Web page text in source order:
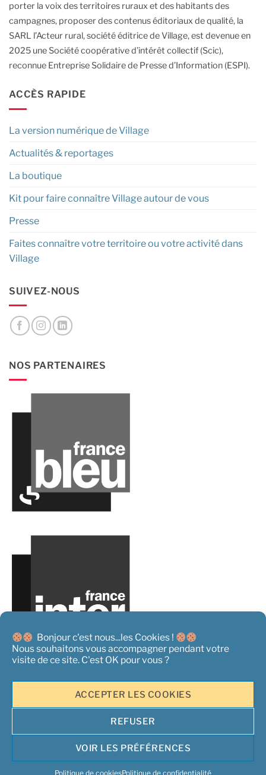
Bonjour c'est nous...les Cookies !
Nous souhaitons vous accompagner pendant votre
visite de ce site. C'est OK pour vous ?
ACCEPTER LES COOKIES
REFUSER
VOIR LES PRÉFÉRENCES
Politique de cookiesPolitique de confidentialité
porter la voix des territoires ruraux et des habitants des
campagnes, proposer des contenus éditoriaux de qualité, la
SARL l’Acteur rural, société éditrice de Village, est devenue en
2025 une Société coopérative d’intérêt collectif (Scic),
reconnue Entreprise Solidaire de Presse d’Information (ESPI).
ACCÈS RAPIDE
La version numérique de Village
Actualités & reportages
La boutique
Kit pour faire connaître Village autour de vous
Presse
Faites connaître votre territoire ou votre activité dans
Village
SUIVEZ-NOUS
NOS PARTENAIRES
Conditions générales de Vente|Politique de
Opper Services